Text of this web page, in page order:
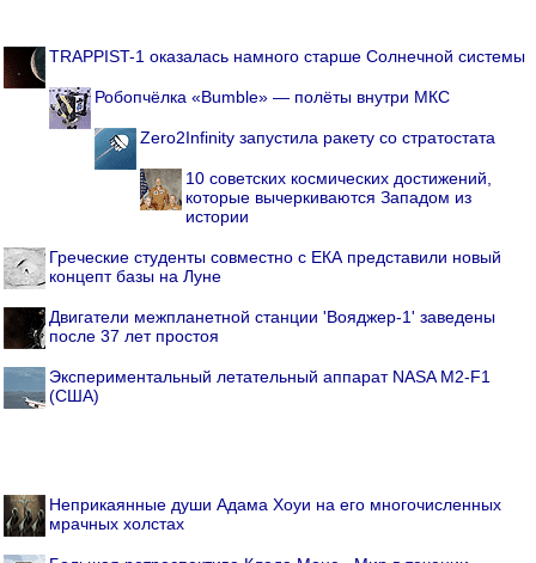
TRAPPIST-1 оказалась намного старше Солнечной системы
Робопчёлка «Bumble» — полёты внутри МКС
Zero2Infinity запустила ракету со стратостата
10 советских космических достижений,
которые вычеркиваются Западом из
истории
Греческие студенты совместно с ЕКА представили новый
концепт базы на Луне
Двигатели межпланетной станции 'Вояджер-1' заведены
после 37 лет простоя
Экспериментальный летательный аппарат NASA M2-F1
(США)
Неприкаянные души Адама Хоуи на его многочисленных
мрачных холстах